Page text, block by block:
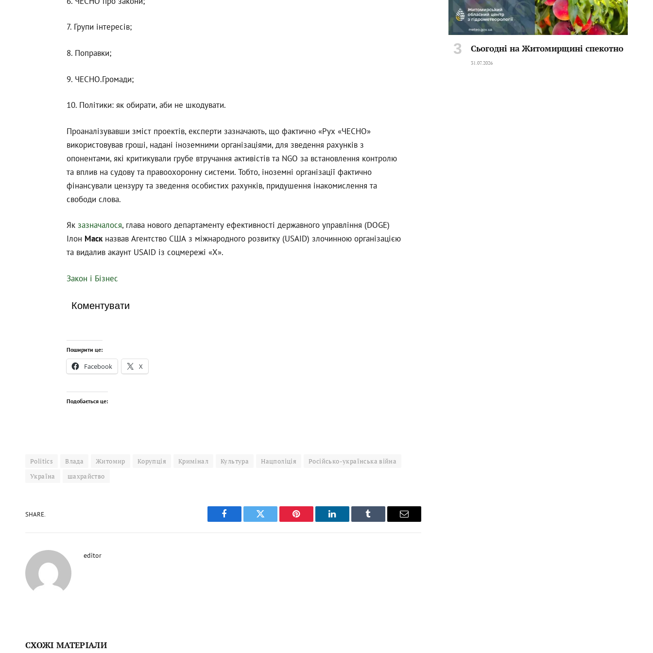
7. Групи інтересів;
8. Поправки;
9. ЧЕСНО.Громади;
10. Політики: як обирати, аби не шкодувати.
Проаналізувавши зміст проектів, експерти зазначають, що фактично «Рух «ЧЕСНО»
використовував гроші, надані іноземними організаціями, для зведення рахунків з
опонентами, які критикували грубе втручання активістів та NGO за встановлення контролю
та вплив на судову та правоохоронну системи. Тобто, іноземні організації фактично
фінансували цензуру та зведення особистих рахунків, придушення інакомислення та
свободи слова.
Як зазначалося, глава нового департаменту ефективності державного управління (DOGE)
Ілон Маскназвав Агентство США з міжнародного розвитку (USAID) злочинною організацією
та видалив акаунт USAID із соцмережі «Х».
Закон і Бізнес
Коментувати
Поширити це:
Facebook X
Подобається це:
Politics Влада Житомир Корупція Кримінал Культура Нацполіція
Російсько-українська війна
Україна
шахрайство
SHARE.
Facebook Twitter Pinterest LinkedIn Tumblr Email
editor
СХОЖІ МАТЕРІАЛИ
Сьогодні на Житомирщині спекотно
31.07.2026